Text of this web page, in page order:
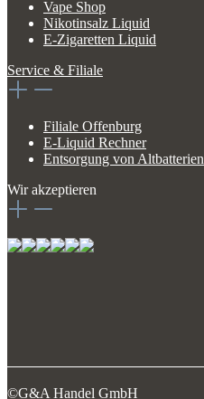
Vape Shop
Nikotinsalz Liquid
E-Zigaretten Liquid
Service & Filiale
Filiale Offenburg
E-Liquid Rechner
Entsorgung von Altbatterien
Wir akzeptieren
©G&A Handel GmbH